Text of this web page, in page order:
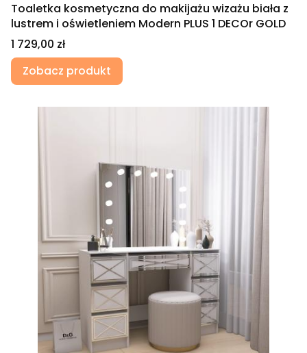
Toaletka kosmetyczna do makijażu wizażu biała z
lustrem i oświetleniem Modern PLUS 1 DECOr GOLD
Cena
1 729,00 zł
Zobacz produkt